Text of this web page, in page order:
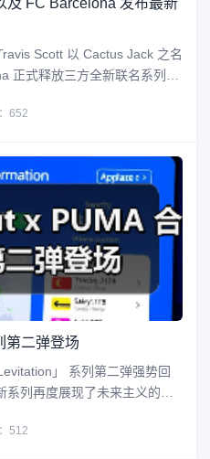
及 FC Barcelona 发布最新
Scott 以 Cactus Jack 之名
正式释放三方全新联名系列。
球衣展开，融入 Travis Scott
Jac
652
第二弹登场
」 系列第二弹强势回
列再度展现了未来主义的视
力设计鞋款。最引人注目的
动鞋，它采用光滑的无鞋带网
512